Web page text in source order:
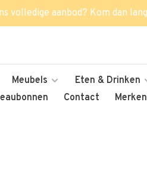
volledige aanbod? Kom dan
Meubels Eten & Drinken
Contact Merken